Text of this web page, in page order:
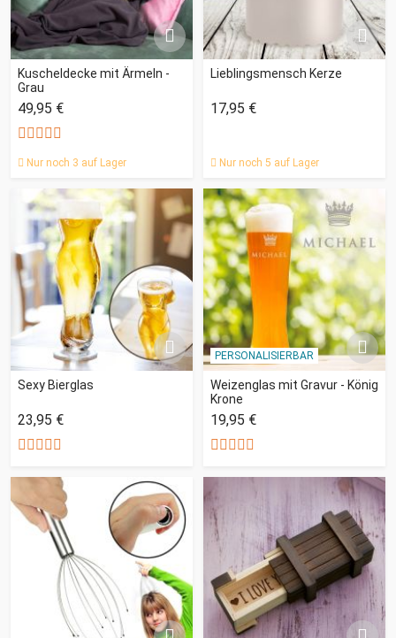
Kuscheldecke mit Ärmeln -
Grau
49,95 €
Nur noch 3 auf Lager
Lieblingsmensch Kerze
17,95 €
Nur noch 5 auf Lager
Sexy Bierglas
23,95 €
PERSONALISIERBAR
Weizenglas mit Gravur - König
Krone
19,95 €